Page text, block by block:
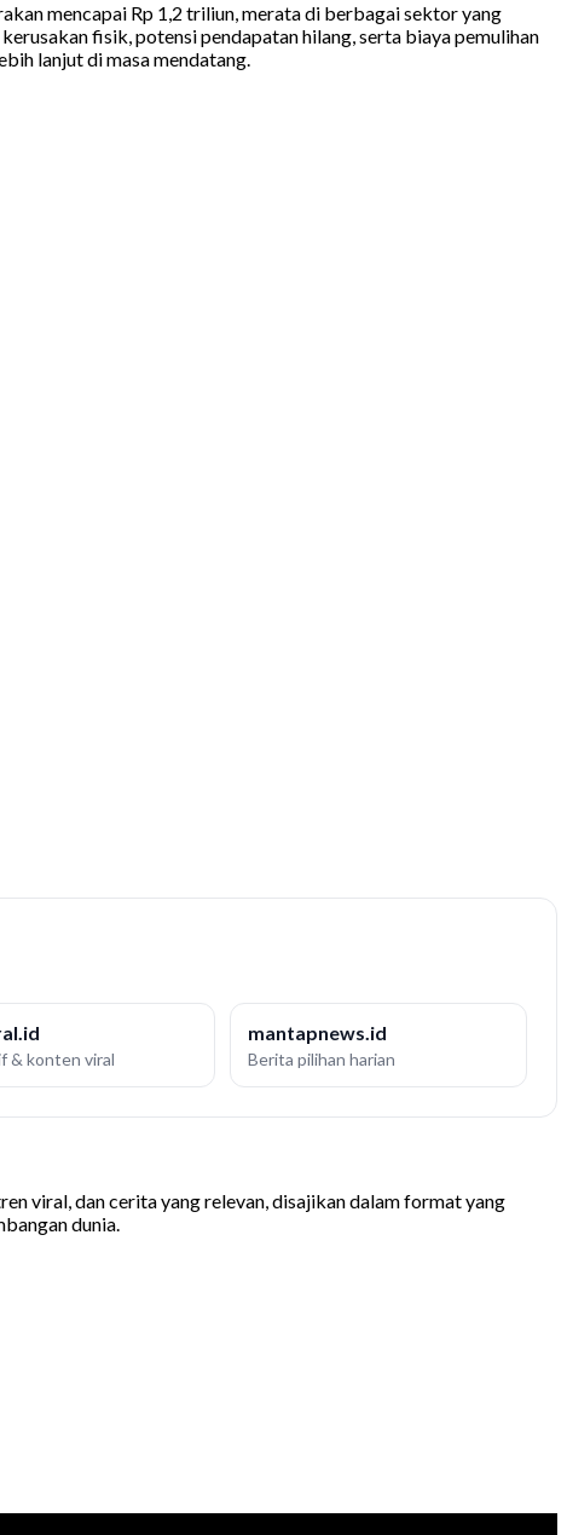
mencapai Rp 1,2 triliun, merata di berbagai sektor yang
fisik, potensi pendapatan hilang, serta biaya pemulihan
lanjut di masa mendatang.
& konten viral
mantapnews.id
Berita pilihan harian
viral, dan cerita yang relevan, disajikan dalam format yang
dunia.